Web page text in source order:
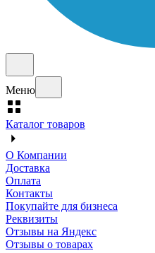
Меню
Каталог товаров
О Компании
Доставка
Оплата
Контакты
Покупайте для бизнеса
Реквизиты
Отзывы на Яндекс
Отзывы о товарах